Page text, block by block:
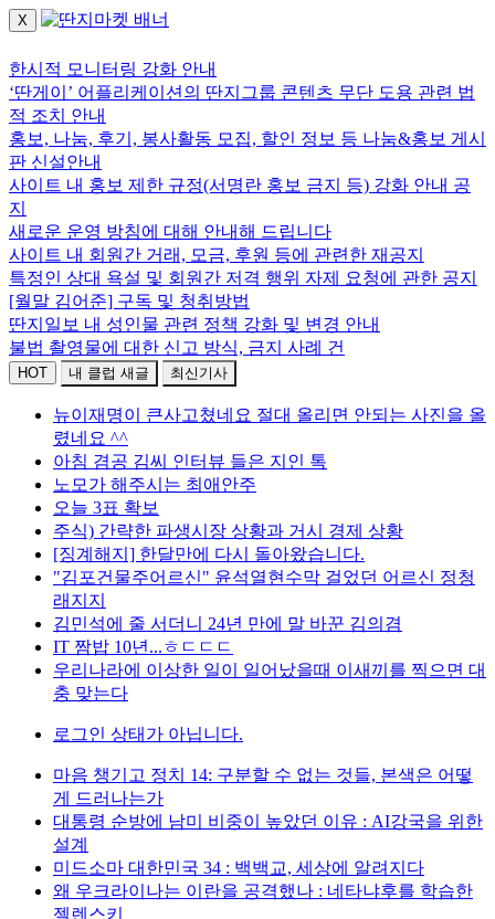
X
한시적 모니터링 강화 안내
‘딴게이’ 어플리케이션의 딴지그룹 콘텐츠 무단 도용 관련 법
적 조치 안내
홍보, 나눔, 후기, 봉사활동 모집, 할인 정보 등 나눔&홍보 게시
판 신설안내
사이트 내 홍보 제한 규정(서명란 홍보 금지 등) 강화 안내 공
지
새로운 운영 방침에 대해 안내해 드립니다
사이트 내 회원간 거래, 모금, 후원 등에 관련한 재공지
특정인 상대 욕설 및 회원간 저격 행위 자제 요청에 관한 공지
[월말 김어준] 구독 및 청취방법
딴지일보 내 성인물 관련 정책 강화 및 변경 안내
불법 촬영물에 대한 신고 방식, 금지 사례 건
HOT 내 클럽 새글 최신기사
뉴이재명이 큰사고쳤네요 절대 올리면 안되는 사진을 올
렸네요 ^^
아침 겸공 김씨 인터뷰 들은 지인 톡
노모가 해주시는 최애안주
오늘 3표 확보
주식) 간략한 파생시장 상황과 거시 경제 상황
[징계해지] 한달만에 다시 돌아왔습니다.
"김포건물주어르신" 윤석열현수막 걸었던 어르신 정청
래지지
김민석에 줄 서더니 24년 만에 말 바꾼 김의겸
IT 짬밥 10년...ㅎㄷㄷㄷ
우리나라에 이상한 일이 일어났을때 이새끼를 찍으면 대
충 맞는다
로그인 상태가 아닙니다.
마음 챙기고 정치 14: 구분할 수 없는 것들, 본색은 어떻
게 드러나는가
대통령 순방에 남미 비중이 높았던 이유 : AI강국을 위한
설계
미드소마 대한민국 34 : 백백교, 세상에 알려지다
왜 우크라이나는 이란을 공격했나 : 네타냐후를 학습한
젤렌스키